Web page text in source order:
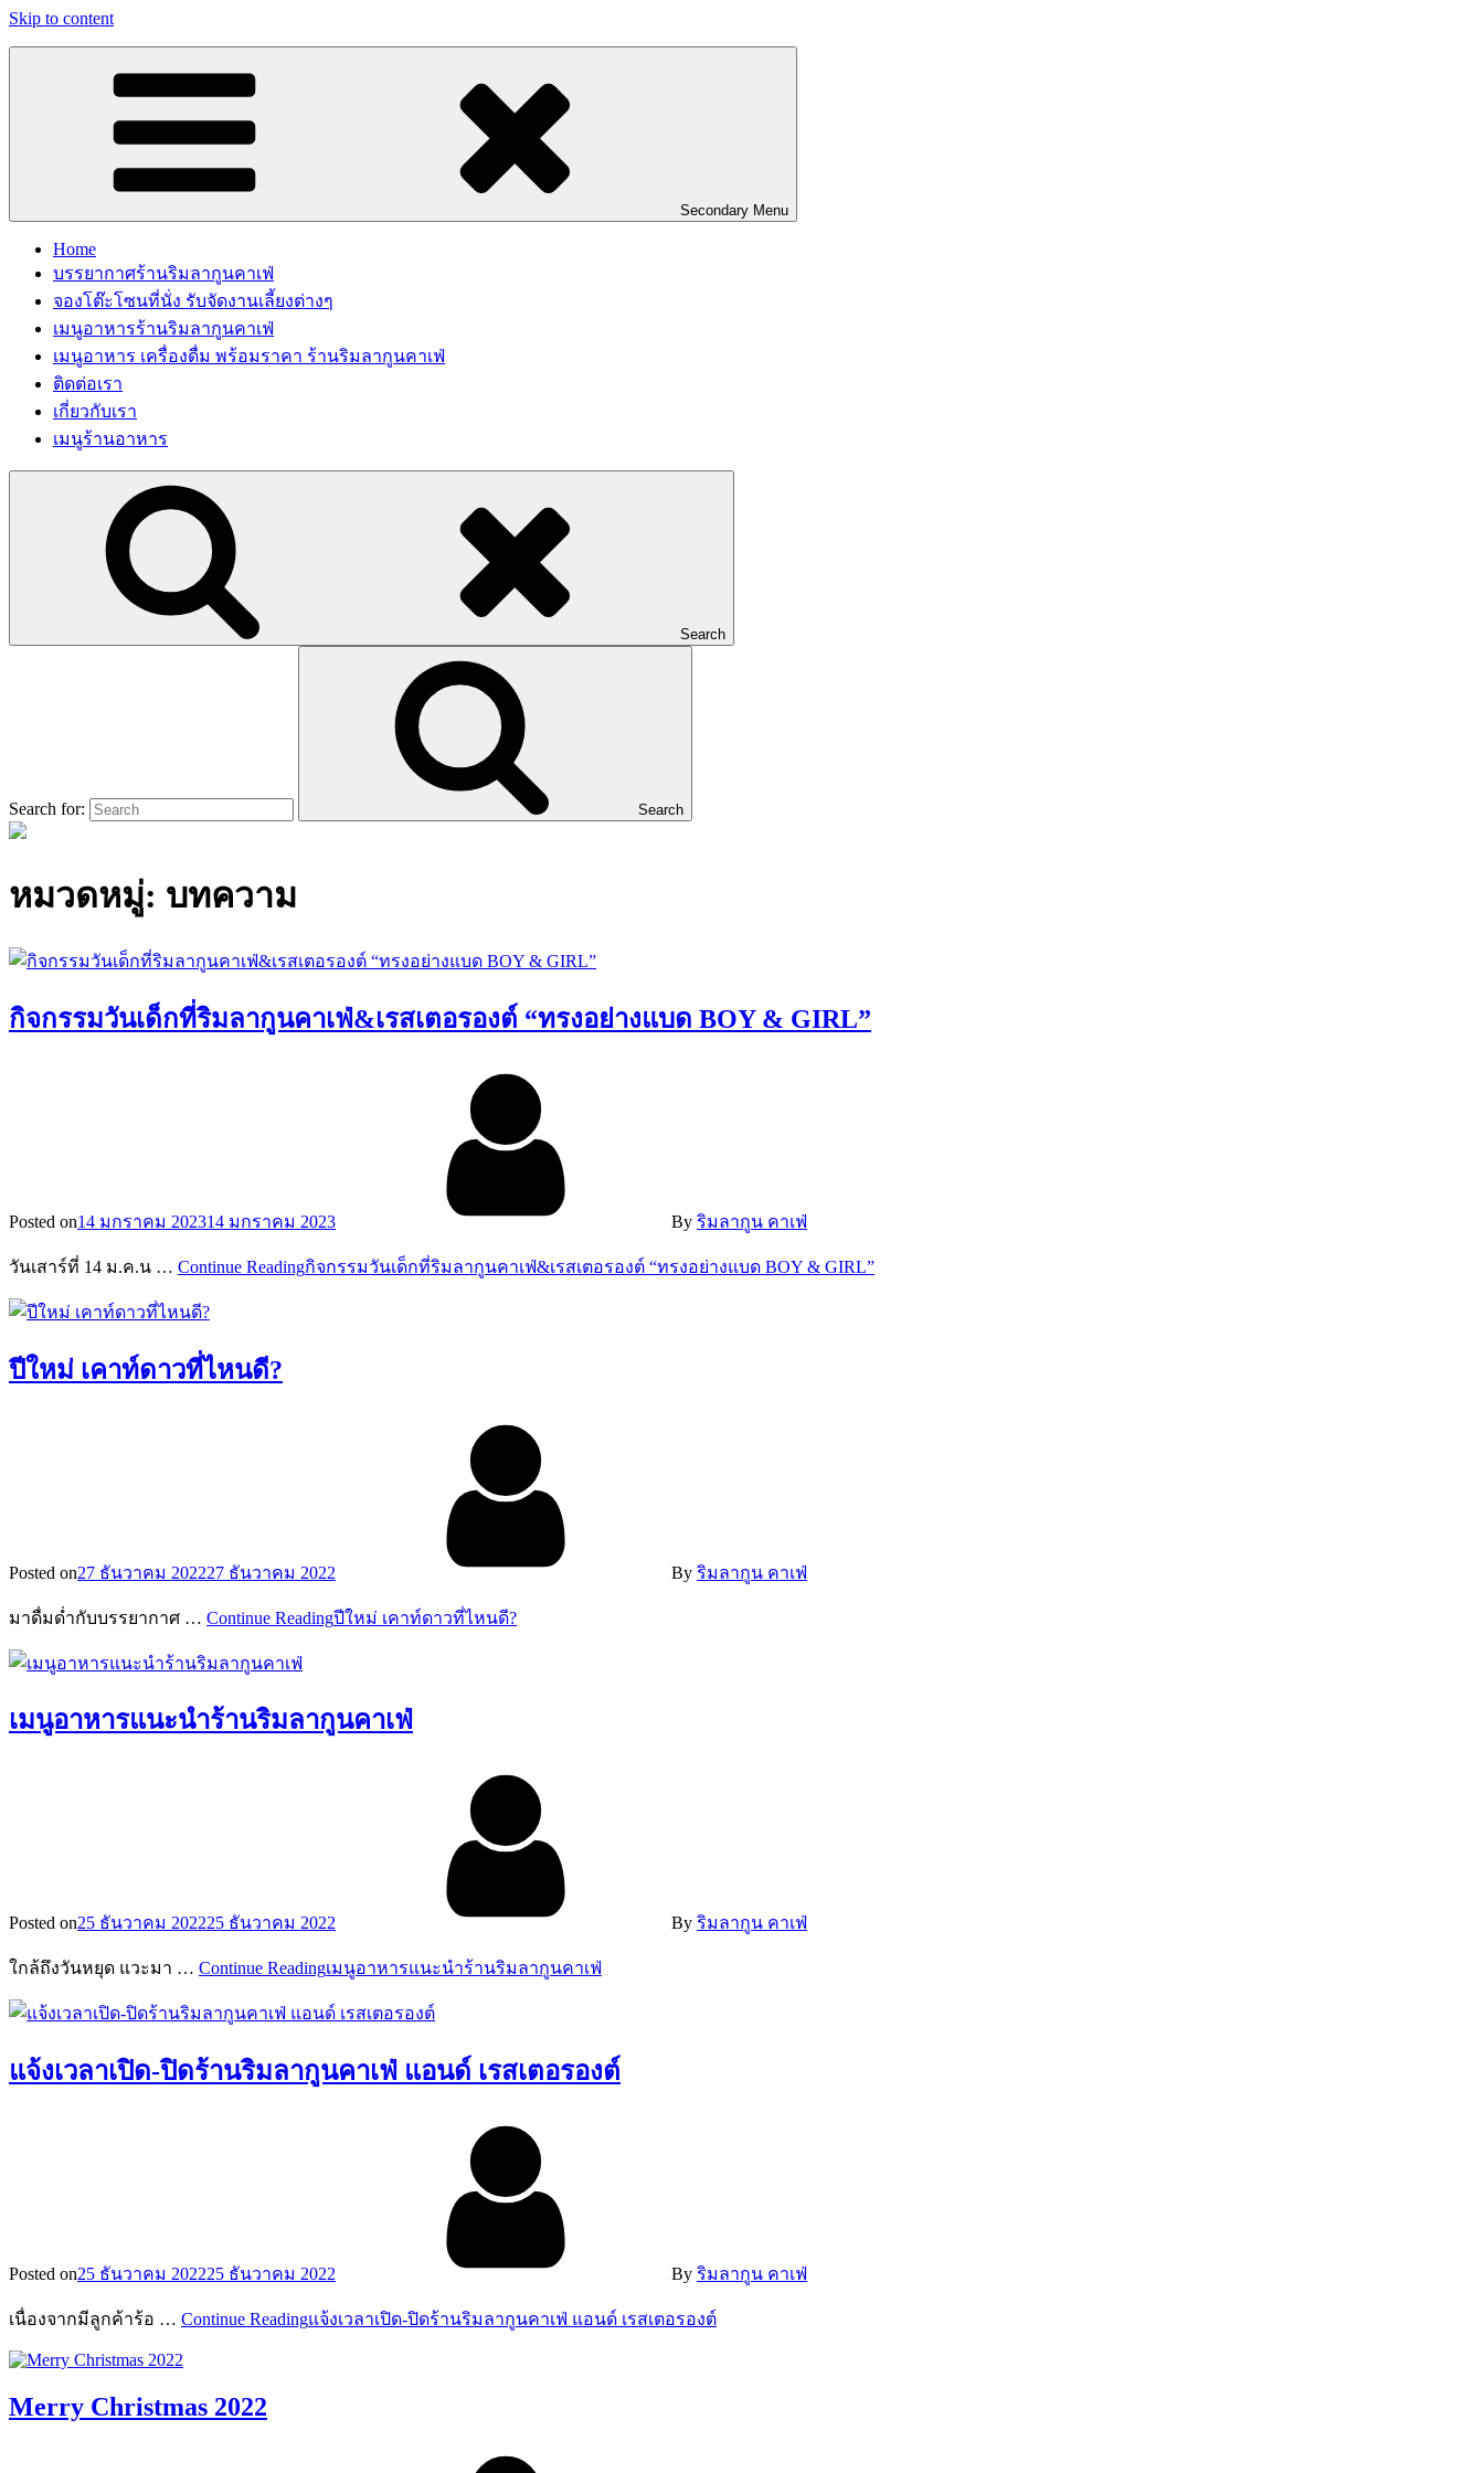
Skip to content
Secondary Menu
Home
บรรยากาศร้านริมลากูนคาเฟ่
จองโต๊ะโซนที่นั่ง รับจัดงานเลี้ยงต่างๆ
เมนูอาหารร้านริมลากูนคาเฟ่
เมนูอาหาร เครื่องดื่ม พร้อมราคา ร้านริมลากูนคาเฟ่
ติดต่อเรา
เกี่ยวกับเรา
เมนูร้านอาหาร
Search
Search for: Search
หมวดหมู่: บทความ
กิจกรรมวันเด็กที่ริมลากูนคาเฟ่&เรสเตอรองต์ “ทรงอย่างแบด BOY & GIRL”
Posted on14 มกราคม 202314 มกราคม 2023 By ริมลากูน คาเฟ่
วันเสาร์ที่ 14 ม.ค.น … Continue Readingกิจกรรมวันเด็กที่ริมลากูนคาเฟ่&เรสเตอรองต์ “ทรงอย่างแบด BOY & GIRL”
ปีใหม่ เคาท์ดาวที่ไหนดี?
Posted on27 ธันวาคม 202227 ธันวาคม 2022 By ริมลากูน คาเฟ่
มาดื่มด่ำกับบรรยากาศ … Continue Readingปีใหม่ เคาท์ดาวที่ไหนดี?
เมนูอาหารแนะนำร้านริมลากูนคาเฟ่
Posted on25 ธันวาคม 202225 ธันวาคม 2022 By ริมลากูน คาเฟ่
ใกล้ถึงวันหยุด แวะมา … Continue Readingเมนูอาหารแนะนำร้านริมลากูนคาเฟ่
แจ้งเวลาเปิด-ปิดร้านริมลากูนคาเฟ่ แอนด์ เรสเตอรองต์
Posted on25 ธันวาคม 202225 ธันวาคม 2022 By ริมลากูน คาเฟ่
เนื่องจากมีลูกค้าร้อ … Continue Readingแจ้งเวลาเปิด-ปิดร้านริมลากูนคาเฟ่ แอนด์ เรสเตอรองต์
Merry Christmas 2022